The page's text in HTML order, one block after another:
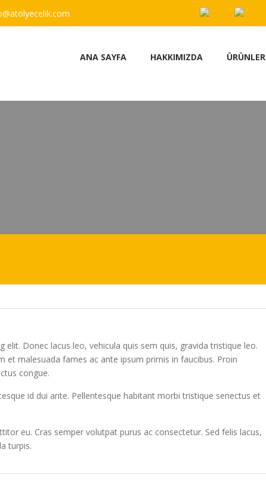
ANA SAYFA HAKKIMIZDA ÜRÜNLER
Donec lacus leo, vehicula quis sem quis, gravida tristique leo.
et malesuada fames ac ante ipsum primis in faucibus. Proin
congue.
id dui ante. Pellentesque habitant morbi tristique senectus et
eu. Cras semper volutpat purus ac consectetur. Sed felis lacus,
turpis.